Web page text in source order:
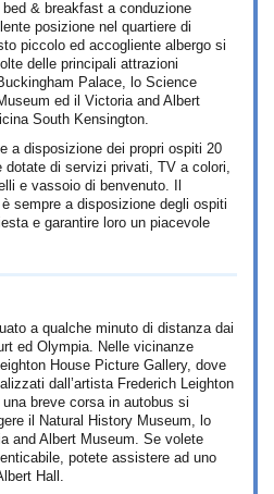
bed & breakfast a conduzione
posizione nel quartiere di
piccolo ed accogliente albergo si
delle principali attrazioni
Palace, lo Science
ed il Victoria and Albert
South Kensington.
a disposizione dei propri ospiti 20
dotate di servizi privati, TV a colori,
e vassoio di benvenuto. Il
sempre a disposizione degli ospiti
e garantire loro un piacevole
a qualche minuto di distanza dai
ed Olympia. Nelle vicinanze
House Picture Gallery, dove
dall’artista Frederich Leighton
breve corsa in autobus si
il Natural History Museum, lo
and Albert Museum. Se volete
potete assistere ad uno
Hall.